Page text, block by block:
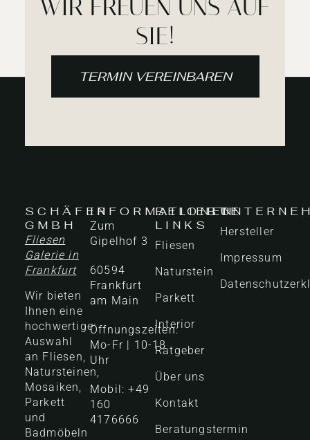
WIR FREUEN UNS AUF
SIE!
TERMIN VEREINBAREN
SCHÄFER
GMBH
Fliesen
Galerie in
Frankfurt
Wir bieten
Ihnen eine
hochwertige
Auswahl
an Fliesen,
Natursteinen,
Mosaiken,
Parkett
und
Badmöbeln
INFORMATIONEN
Zum
Gipelhof 3
60594
Frankfurt
am Main
Öffnungszeiten:
Mo-Fr | 10-18
Uhr
Mobil: +49
160
4176666
BELIEBTE
LINKS
Fliesen
Naturstein
Parkett
Interior
Ratgeber
Über uns
Kontakt
Beratungstermin
Hersteller
Impressum